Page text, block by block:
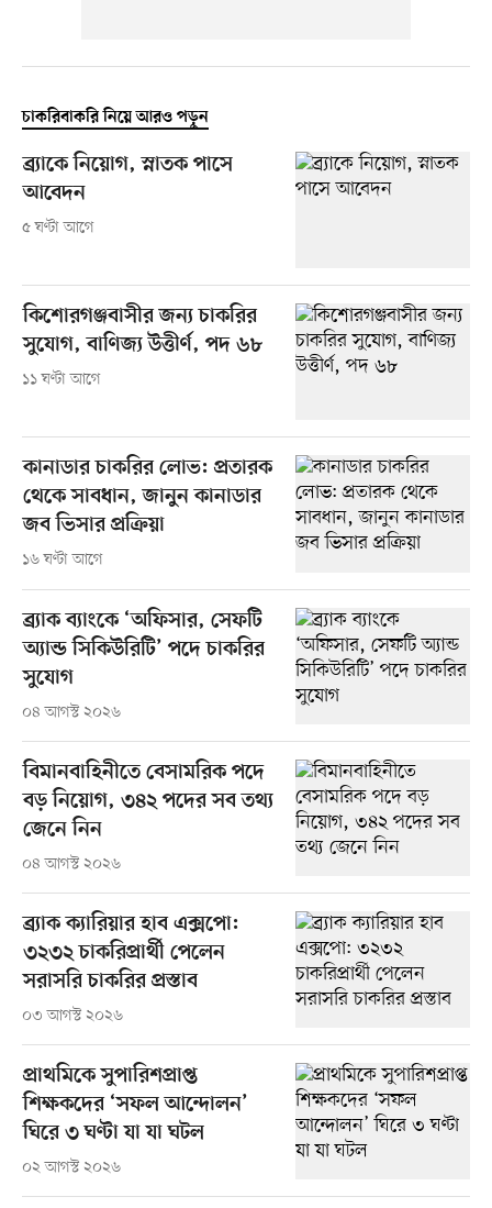
চাকরিবাকরি নিয়ে আরও পড়ুন
ব্র্যাকে নিয়োগ, স্নাতক পাসে
আবেদন
৫ ঘণ্টা আগে
কিশোরগঞ্জবাসীর জন্য চাকরির
সুযোগ, বাণিজ্য উত্তীর্ণ, পদ ৬৮
১১ ঘণ্টা আগে
কানাডার চাকরির লোভ: প্রতারক
থেকে সাবধান, জানুন কানাডার
জব ভিসার প্রক্রিয়া
১৬ ঘণ্টা আগে
ব্র্যাক ব্যাংকে ‘অফিসার, সেফটি
অ্যান্ড সিকিউরিটি’ পদে চাকরির
সুযোগ
০৪ আগস্ট ২০২৬
বিমানবাহিনীতে বেসামরিক পদে
বড় নিয়োগ, ৩৪২ পদের সব তথ্য
জেনে নিন
০৪ আগস্ট ২০২৬
ব্র্যাক ক্যারিয়ার হাব এক্সপো:
৩২৩২ চাকরিপ্রার্থী পেলেন
সরাসরি চাকরির প্রস্তাব
০৩ আগস্ট ২০২৬
প্রাথমিকে সুপারিশপ্রাপ্ত
শিক্ষকদের ‘সফল আন্দোলন’
ঘিরে ৩ ঘণ্টা যা যা ঘটল
০২ আগস্ট ২০২৬